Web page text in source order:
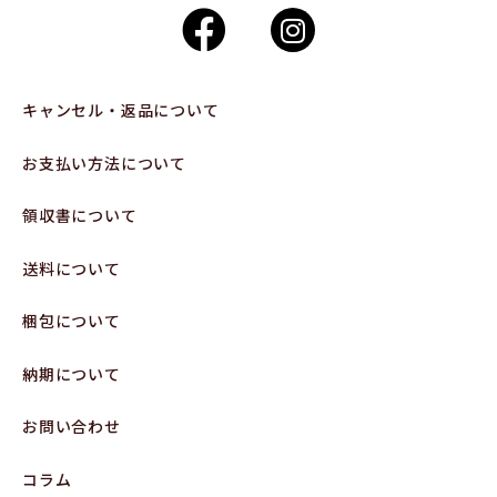
キャンセル・返品について
お支払い方法について
領収書について
送料について
梱包について
納期について
お問い合わせ
コラム